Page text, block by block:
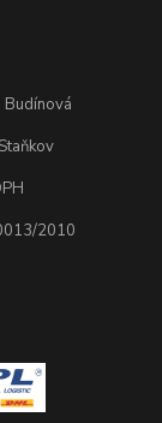
Budínová
2010